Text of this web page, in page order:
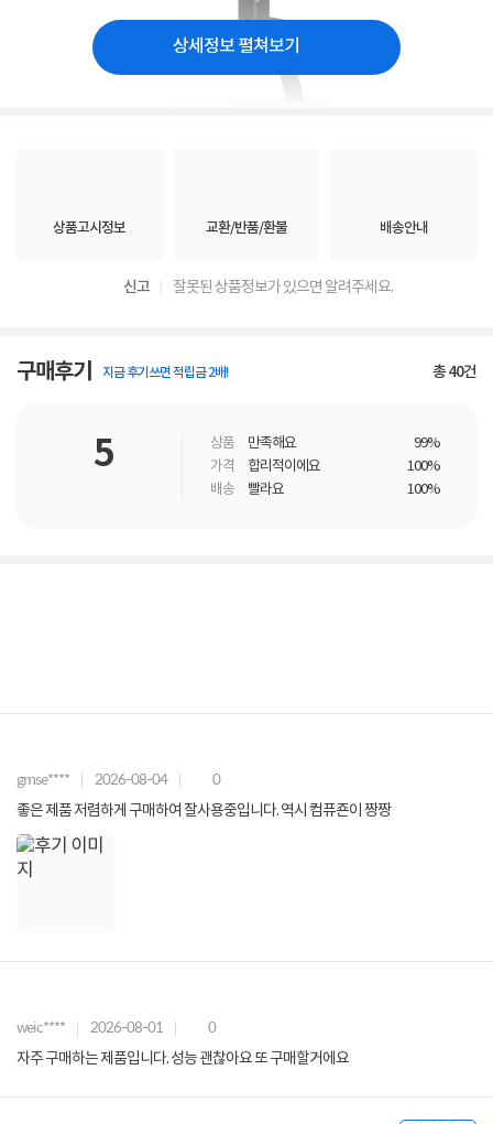
상세정보 펼쳐보기
상품고시정보 교환/반품/환불 배송안내
신고 잘못된 상품정보가 있으면 알려주세요.
구매후기 지금 후기쓰면 적립금 2배! 총40건
5 상품 만족해요
99%
가격
합리적이에요
100%
배송
빨라요 100%
gmse**** 2026-08-04 0
좋은 제품 저렴하게 구매하여 잘사용중입니다. 역시 컴퓨죤이 짱짱
weic**** 2026-08-01 0
자주 구매하는 제품입니다. 성능 괜찮아요 또 구매할거에요